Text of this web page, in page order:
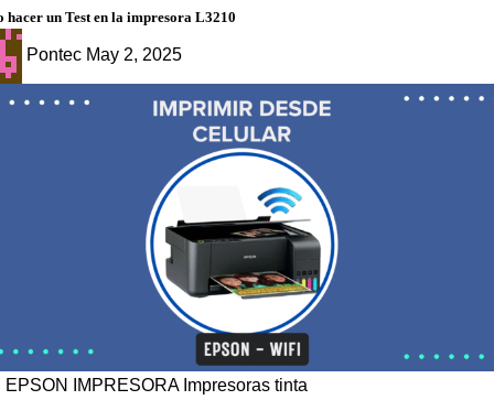
hacer un Test en la impresora L3210
Pontec May 2, 2025
EPSON IMPRESORA Impresoras tinta